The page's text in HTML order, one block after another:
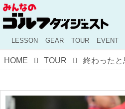
LESSON GEAR TOUR EVENT
HOME TOUR